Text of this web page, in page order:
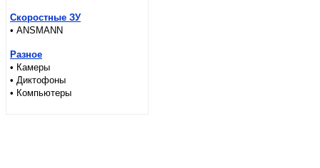
Скоростные ЗУ
• ANSMANN
Разное
• Камеры
• Диктофоны
• Компьютеры